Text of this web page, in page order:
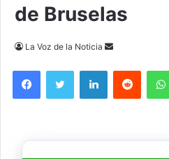
de Bruselas
La Voz de la Noticia
Send
email
FacebookTwitter LinkedInReddit